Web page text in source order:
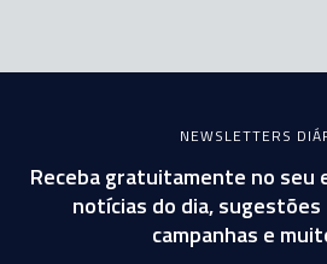
NEWSLETTERS
Receba gratuitamente no seu
notícias do dia,
campanhas e